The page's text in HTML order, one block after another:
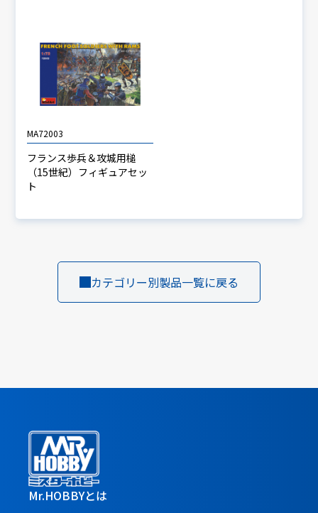
MA72003
フランス歩兵＆攻城用槌
（15世紀）フィギュアセッ
ト
カテゴリー別製品一覧に戻る
Mr.HOBBYとは